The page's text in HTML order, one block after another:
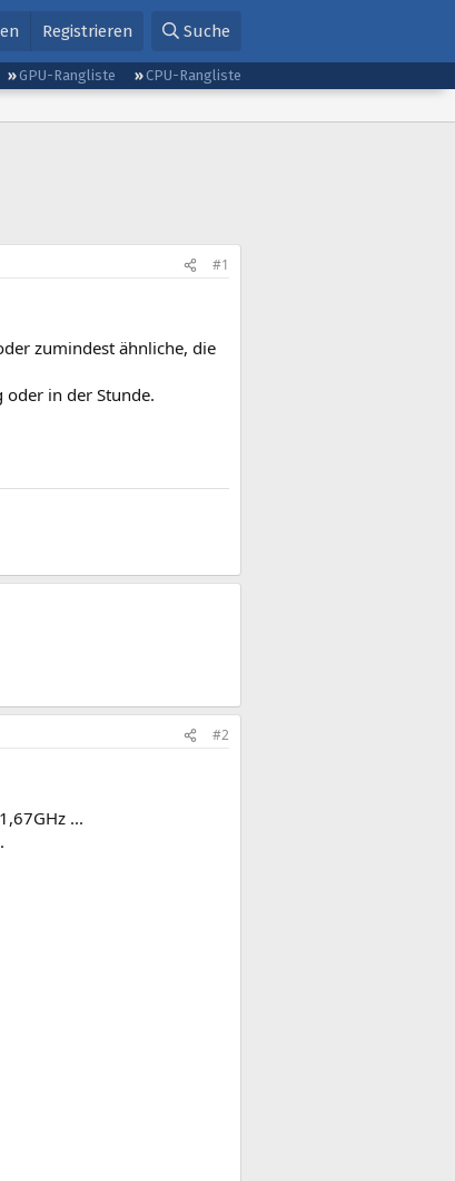
Registrieren Suche
GPU-Rangliste
CPU-Rangliste
#1
zumindest ähnliche, die
oder in der Stunde.
#2
...